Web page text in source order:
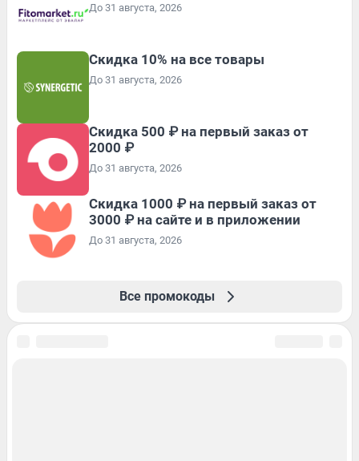
До 31 августа, 2026
Скидка 10% на все товары
До 31 августа, 2026
Скидка 500 ₽ на первый заказ от
2000 ₽
До 31 августа, 2026
Скидка 1000 ₽ на первый заказ от
3000 ₽ на сайте и в приложении
До 31 августа, 2026
Все промокоды